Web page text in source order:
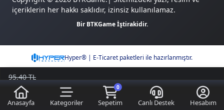
95.40 TL
52.95
Kazancımı Gör 42,45 TL
Sepete Ekle
Anasayfa Kategoriler
0
Sepetim Canlı Destek Hesabım
içeriklerin her hakkı saklıdır, izinsiz kullanılamaz.
Bir BTKGame İştirakidir.
Hyper® | E-Ticaret paketleri ile hazırlanmıştır.